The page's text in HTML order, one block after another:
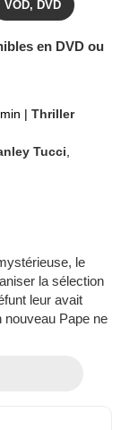
VOD, DVD
en DVD ou
| Thriller
Tucci
le
la sélection
leur avait
Pape ne